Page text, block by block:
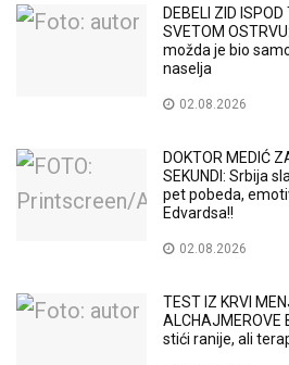
DEBELI ZID
SVETOM
možda je bio
naselja
02.08.2026
DOKTOR MEDIĆ
SEKUNDI: Srbija
pet pobeda,
Edvardsa!!
02.08.2026
TEST IZ KRVI
ALCHAJMEROVE
stići ranije, ali